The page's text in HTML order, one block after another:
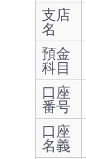
支店
名
預金
科目
口座
番号
口座
名義